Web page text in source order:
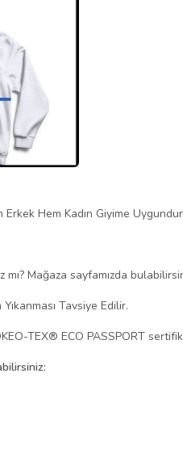
Hem Kadın Giyime
mı? Mağaza sayfamızda
Tavsiye Edilir.
TEX® ECO PASSPORT